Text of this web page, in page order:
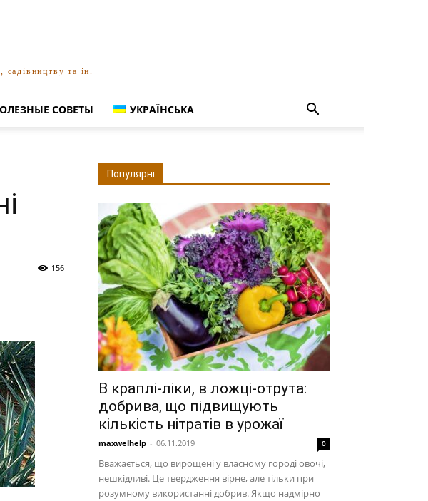
та ін.
СОВЕТЫ УКРАЇНСЬКА
156
Популярні
В краплі-ліки, в ложці-отрута:
добрива, що підвищують
кількість нітратів в урожаї
maxwelhelp - 06.11.2019 0
Вважається, що вирощені у власному городі овочі,
нешкідливі. Це твердження вірне, але тільки при
розумному використанні добрив. Якщо надмірно